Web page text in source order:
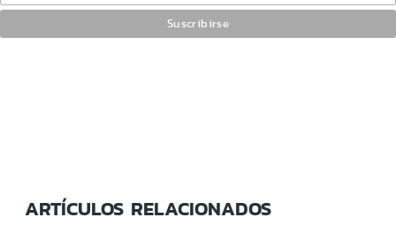
ARTÍCULOS RELACIONADOS